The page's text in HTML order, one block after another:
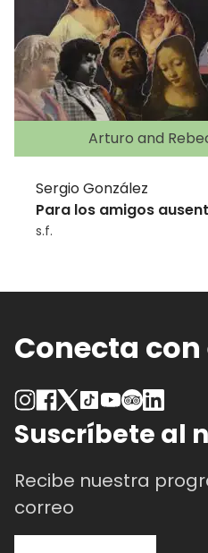
Arturo and
Sergio González
Para los amigos
s.f.
Conecta con
Suscríbete al
Recibe nuestra
correo